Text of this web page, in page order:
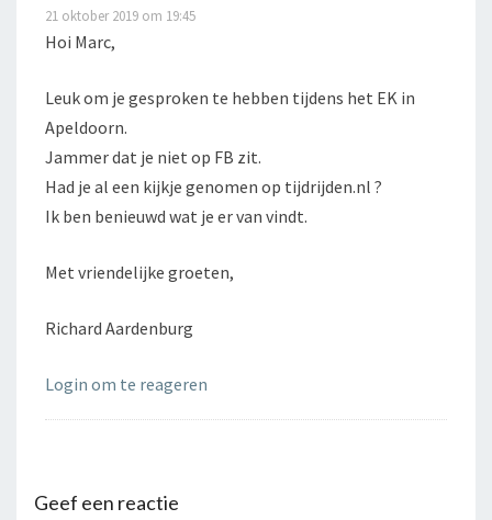
21 oktober 2019 om 19:45
Hoi Marc,
Leuk om je gesproken te hebben tijdens het EK in
Apeldoorn.
Jammer dat je niet op FB zit.
Had je al een kijkje genomen op tijdrijden.nl ?
Ik ben benieuwd wat je er van vindt.
Met vriendelijke groeten,
Richard Aardenburg
Login om te reageren
Geef een reactie